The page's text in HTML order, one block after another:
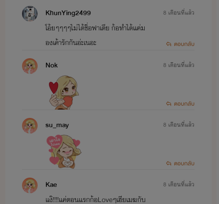
เดวา & ดาร์เรน >>>
เหนือ & เภา >>>
คนสุดท้ายของเหนือเมฆ
เอิงเอย & เวย์ >>>ป่วนหัวใจเจ้านายที่รัก
ไออุ่น & สายป่าน >>>
อัญชัน & โป้ง >>>คุณหนูป่วนรักหนุ่มบ้านนา
ฝน & ราม >>>Rain Over Me ติดฝน
...รักร้าย รุ่นลื่อ...
เดนิส & โฮป >>>แพ้ทางรักสาววิศวะ
Tunwalai Exclusive SS2
คราม
คลื่นรักใต้ผืนน้ำ
KhunYing2499
โอ้ยๆๆๆๆไม่ได้ชื่อฟาเดีย ก้อทำได้แค่ม
องเค้ารักกันอ่ะเนอะ
8 เดือนที่แล้ว
ตอบกลับ
Nok 8 เดือนที่แล้ว
ตอบกลับ
su_may 8 เดือนที่แล้ว
ตอบกลับ
Kae
แง๊!!!!แค่ตอนแรกก้อLoveๆเฮียเมฆกับ
8 เดือนที่แล้ว